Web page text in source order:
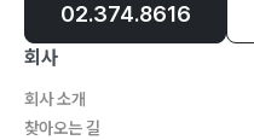
02.374.8616
회사
회사 소개
찾아오는 길